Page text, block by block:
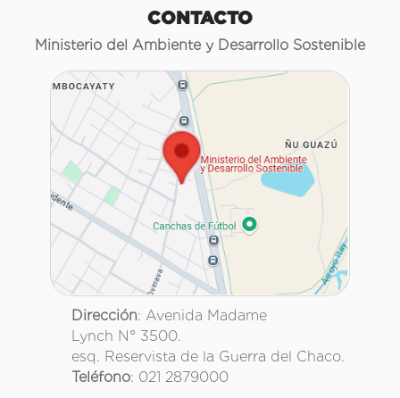
CONTACTO
Ministerio del Ambiente y Desarrollo Sostenible
Dirección: Avenida Madame
Lynch N° 3500.
esq. Reservista de la Guerra del Chaco.
Teléfono: 021 2879000